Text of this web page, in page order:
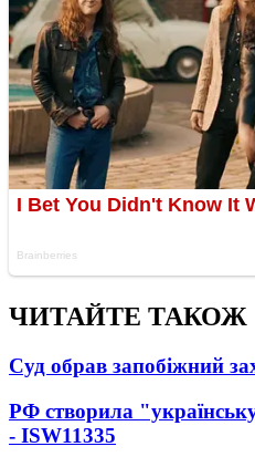
ЧИТАЙТЕ ТАКОЖ
Суд обрав запобіжний
РФ створила
- ISW11335